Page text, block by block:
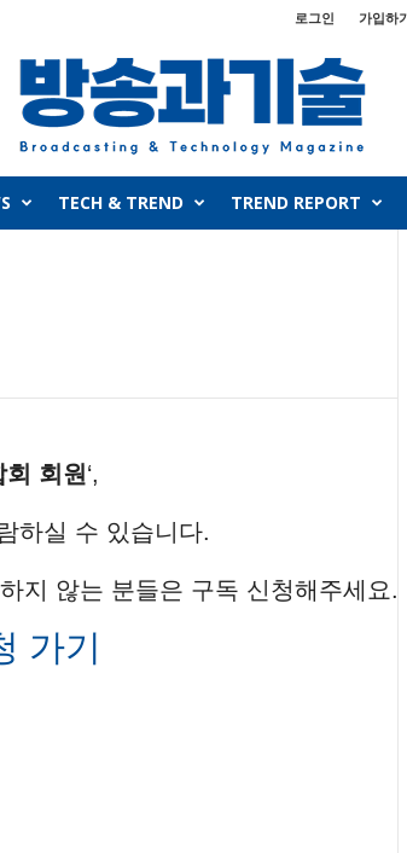
로그인 가입하
TECH & TREND TREND REPORT
회원 ‘,
하실 수 있습니다.
지 않는 분들은 구독 신청해주세요.
가기